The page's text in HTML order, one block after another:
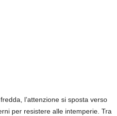
l’attenzione si sposta verso
per resistere alle intemperie. Tra